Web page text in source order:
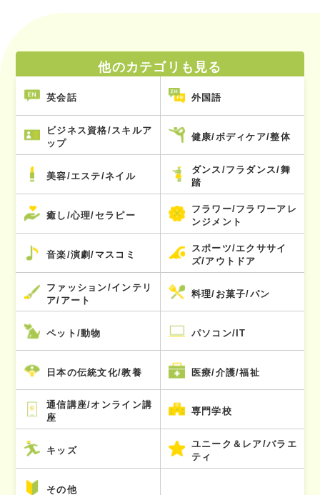
他のカテゴリも見る
英会話 外国語
ビジネス資格/スキルア
ップ
健康/ボディケア/整体
美容/エステ/ネイル
ダンス/フラダンス/舞
踏
癒し/心理/セラピー
フラワー/フラワーアレ
ンジメント
音楽/演劇/マスコミ
スポーツ/エクササイ
ズ/アウトドア
ファッション/インテリ
ア/アート
料理/お菓子/パン
ペット/動物 パソコン/IT
日本の伝統文化/教養 医療/介護/福祉
通信講座/オンライン講
座
専門学校
キッズ
ユニーク＆レア/バラエ
ティ
その他